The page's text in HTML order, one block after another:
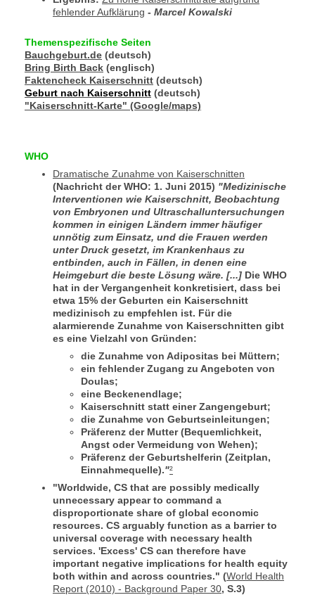
fehlender Aufklärung - Marcel Kowalski
Themenspezifische Seiten
Bauchgeburt.de (deutsch)
Bring Birth Back (englisch)
Faktencheck Kaiserschnitt (deutsch)
Geburt nach Kaiserschnitt (deutsch)
"Kaiserschnitt-Karte" (Google/maps)
WHO
Dramatische Zunahme von Kaiserschnitten
(Nachricht der WHO: 1. Juni 2015) "Medizinische
Interventionen wie Kaiserschnitt, Beobachtung
von Embryonen und Ultraschalluntersuchungen
kommen in einigen Ländern immer häufiger
unnötig zum Einsatz, und die Frauen werden
unter Druck gesetzt, im Krankenhaus zu
entbinden, auch in Fällen, in denen eine
Heimgeburt die beste Lösung wäre. [...] Die WHO
hat in der Vergangenheit konkretisiert, dass bei
etwa 15% der Geburten ein Kaiserschnitt
medizinisch zu empfehlen ist. Für die
alarmierende Zunahme von Kaiserschnitten gibt
es eine Vielzahl von Gründen:
die Zunahme von Adipositas bei Müttern;
ein fehlender Zugang zu Angeboten von
Doulas;
eine Beckenendlage;
Kaiserschnitt statt einer Zangengeburt;
die Zunahme von Geburtseinleitungen;
Präferenz der Mutter (Bequemlichkeit,
Angst oder Vermeidung von Wehen);
Präferenz der Geburtshelferin (Zeitplan,
Einnahmequelle)."²
"Worldwide, CS that are possibly medically
unnecessary appear to command a
disproportionate share of global economic
resources. CS arguably function as a barrier to
universal coverage with necessary health
services. 'Excess' CS can therefore have
important negative implications for health equity
both within and across countries." (World Health
Report (2010) - Background Paper 30, S.3)